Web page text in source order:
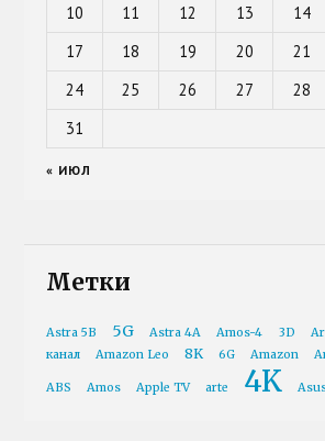
10
11 12 13 14
17
18 19 20 21
24
25 26 27 28
31
« ИЮЛ
Метки
Astra 5B 5G Astra 4A Amos-4 3D
канал
Amazon Leo 8K 6G Amazon
ABS Amos Apple TV arte 4K